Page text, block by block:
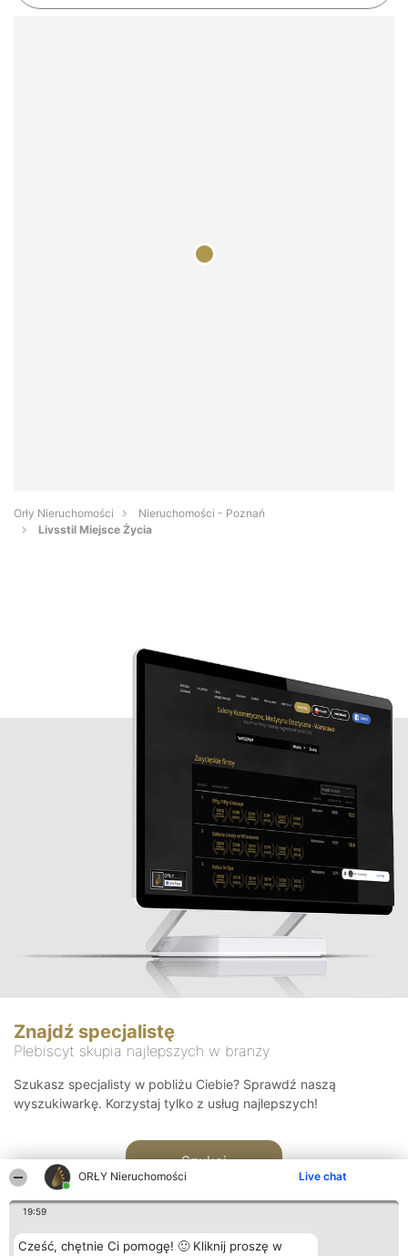
ORŁY Nieruchomości Live chat
19:59
Cześć, chętnie Ci pomogę! 🙂 Kliknij proszę w
Orły Nieruchomości
Nieruchomości - Poznań
Livsstil Miejsce Życia
Znajdź specjalistę
Plebiscyt skupia najlepszych w branży
Szukasz specjalisty w pobliżu Ciebie? Sprawdź naszą
wyszukiwarkę. Korzystaj tylko z usług najlepszych!
Szukaj